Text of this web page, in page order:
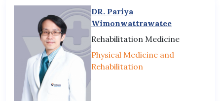
DR. Pariya
Wimonwattrawatee
Rehabilitation Medicine
Physical Medicine and
Rehabilitation